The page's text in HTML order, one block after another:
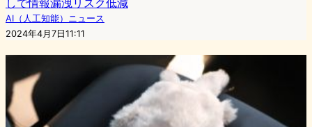
AI（人工知能）ニュース
2024年4月7日11:11